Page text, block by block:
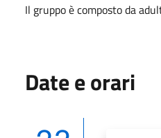
Il gruppo è composto da
Date e orari